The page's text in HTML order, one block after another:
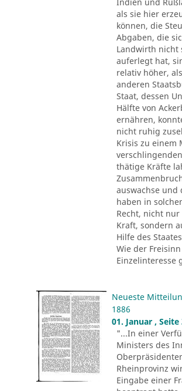
als sie hier
können, die
Abgaben, die
Landwirth nicht
auferlegt hat,
relativ höher,
anderen
Staat, dessen
Hälfte von
ernähren,
nicht ruhig
Krisis zu einem
thätige Kräfte
auswachse und
haben in
Recht, nicht
Kraft, sondern
Hilfe des
Wie der
Einzelinteresse
Neueste
1886
01. Januar , Seite
"...In einer
Ministers des
Rheinprovinz
Eingabe einer